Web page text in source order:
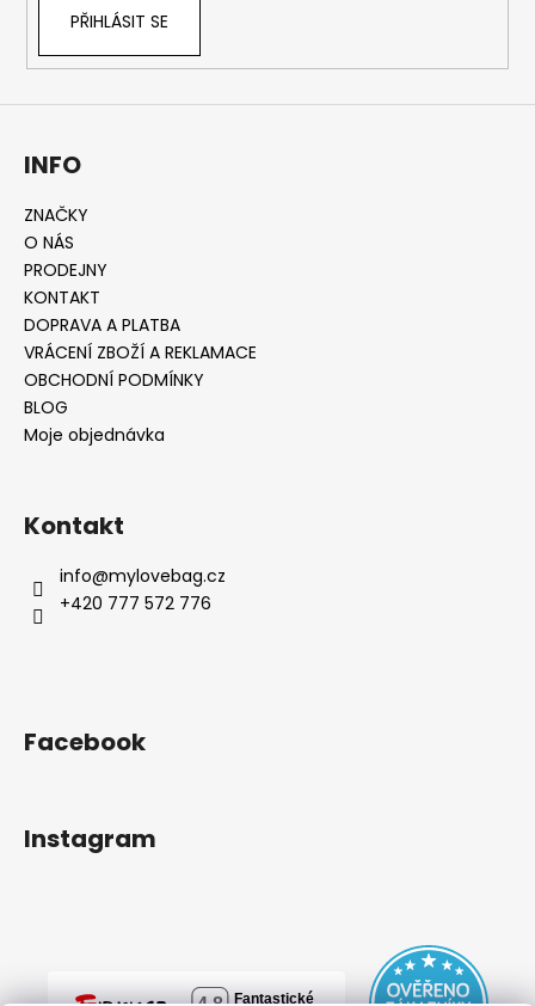
ý
PŘIHLÁSIT SE
INFO
ZNAČKY
O NÁS
PRODEJNY
KONTAKT
DOPRAVA A PLATBA
VRÁCENÍ ZBOŽÍ A REKLAMACE
OBCHODNÍ PODMÍNKY
BLOG
Moje objednávka
Kontakt
info@mylovebag.cz
+420 777 572 776
Facebook
Instagram